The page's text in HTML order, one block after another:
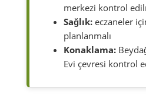
merkezi kontrol
Sağlık: eczaneler
planlanmalı
Konaklama:
Evi çevresi kontrol